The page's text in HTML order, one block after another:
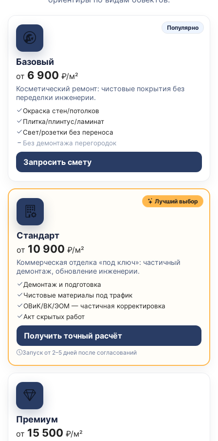
Популярно
Базовый
от 6 900 ₽/м²
Косметический ремонт: чистовые покрытия без
переделки инженерии.
Окраска стен/потолков
Плитка/плинтус/ламинат
Свет/розетки без переноса
Без демонтажа перегородок
Запросить смету
Лучший выбор
Стандарт
от 10 900 ₽/м²
Коммерческая отделка «под ключ»: частичный
демонтаж, обновление инженерии.
Демонтаж и подготовка
Чистовые материалы под трафик
ОВиК/ВК/ЭОМ — частичная корректировка
Акт скрытых работ
Получить точный расчёт
Запуск от 2–5 дней после согласований
Премиум
от 15 500 ₽/м²